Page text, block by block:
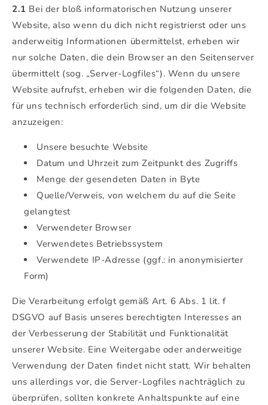
2.1 Bei der bloß informatorischen Nutzung unserer
Website, also wenn du dich nicht registrierst oder uns
anderweitig Informationen übermittelst, erheben wir
nur solche Daten, die dein Browser an den Seitenserver
übermittelt (sog. „Server-Logfiles“). Wenn du unsere
Website aufrufst, erheben wir die folgenden Daten, die
für uns technisch erforderlich sind, um dir die Website
anzuzeigen:
Unsere besuchte Website
Datum und Uhrzeit zum Zeitpunkt des Zugriffs
Menge der gesendeten Daten in Byte
Quelle/Verweis, von welchem du auf die Seite
gelangtest
Verwendeter Browser
Verwendetes Betriebssystem
Verwendete IP-Adresse (ggf.: in anonymisierter
Form)
Die Verarbeitung erfolgt gemäß Art. 6 Abs. 1 lit. f
DSGVO auf Basis unseres berechtigten Interesses an
der Verbesserung der Stabilität und Funktionalität
unserer Website. Eine Weitergabe oder anderweitige
Verwendung der Daten findet nicht statt. Wir behalten
uns allerdings vor, die Server-Logfiles nachträglich zu
überprüfen, sollten konkrete Anhaltspunkte auf eine